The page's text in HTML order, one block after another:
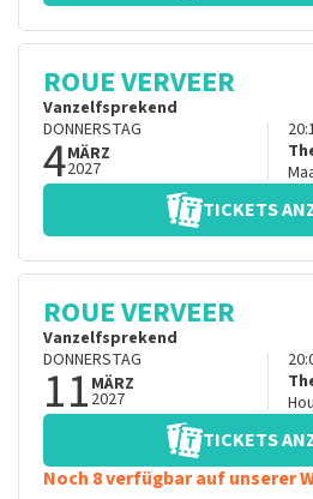
ROUE VERVEER
Vanzelfsprekend
DONNERSTAG
4MÄRZ
2027
TICKETS
ROUE VERVEER
Vanzelfsprekend
DONNERSTAG
11 MÄRZ
2027
TICKETS
Noch 8 verfügbar auf unserer